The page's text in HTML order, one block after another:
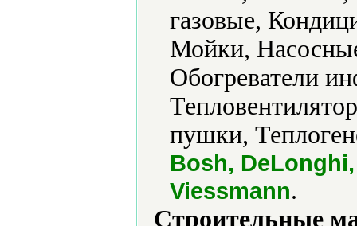
газовые,
Мойки,
Обогреватели
пушки,
Bosh,
Viessmann.
Строительные